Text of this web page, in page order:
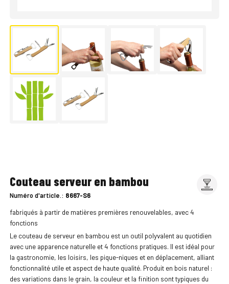
Couteau serveur en bambou
Numéro d'article.: 8667-S6
fabriqués à partir de matières premières renouvelables, avec 4
fonctions
Le couteau de serveur en bambou est un outil polyvalent au quotidien
avec une apparence naturelle et 4 fonctions pratiques. Il est idéal pour
la gastronomie, les loisirs, les pique-niques et en déplacement, alliant
fonctionnalité utile et aspect de haute qualité. Produit en bois naturel :
des variations dans le grain, la couleur et la finition sont typiques du